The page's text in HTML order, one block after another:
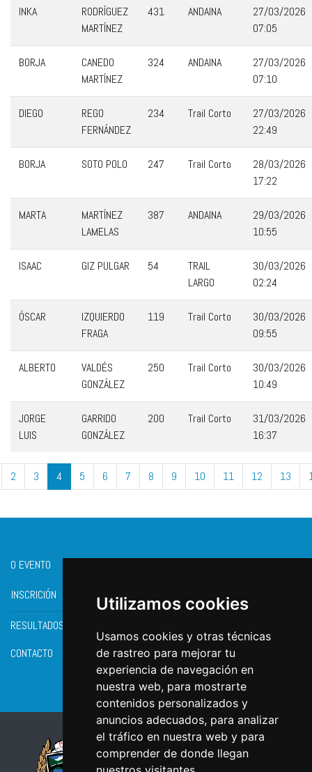
Utilizamos cookies
Usamos cookies y otras técnicas
de rastreo para mejorar tu
experiencia de navegación en
nuestra web, para mostrarte
contenidos personalizados y
anuncios adecuados, para analizar
el tráfico en nuestra web y para
comprender de donde llegan
INKA
RODRÍGUEZ
MARTÍNEZ
431 ANDAINA
27/03/2026
07:05
BORJA
CANEDO
MARTÍNEZ
324 ANDAINA
27/03/2026
07:10
DIEGO
REGO
FERNÁNDEZ
234 Trail Corto
27/03/2026
22:49
BORJA SOTO POLO 247 Trail Corto
28/03/2026
17:22
MARTA
MARTÍNEZ
LAMELAS
387 ANDAINA
29/03/2026
10:55
ISAAC GIZ PULGAR 54
TRAIL
LARGO
30/03/2026
02:24
ÓSCAR
IZQUIERDO
FRAGA
119 Trail Corto
30/03/2026
09:55
ALBERTO
VALDÉS
GONZÁLEZ
250 Trail Corto
30/03/2026
10:49
JORGE
LUIS
GARRIDO
GONZÁLEZ
200 Trail Corto
31/03/2026
16:37
2 3 4 5 6 7 8 9 10 11 12 13
O EVENTO
INSCRICIÓN
RESULTADOS
CONTACTO